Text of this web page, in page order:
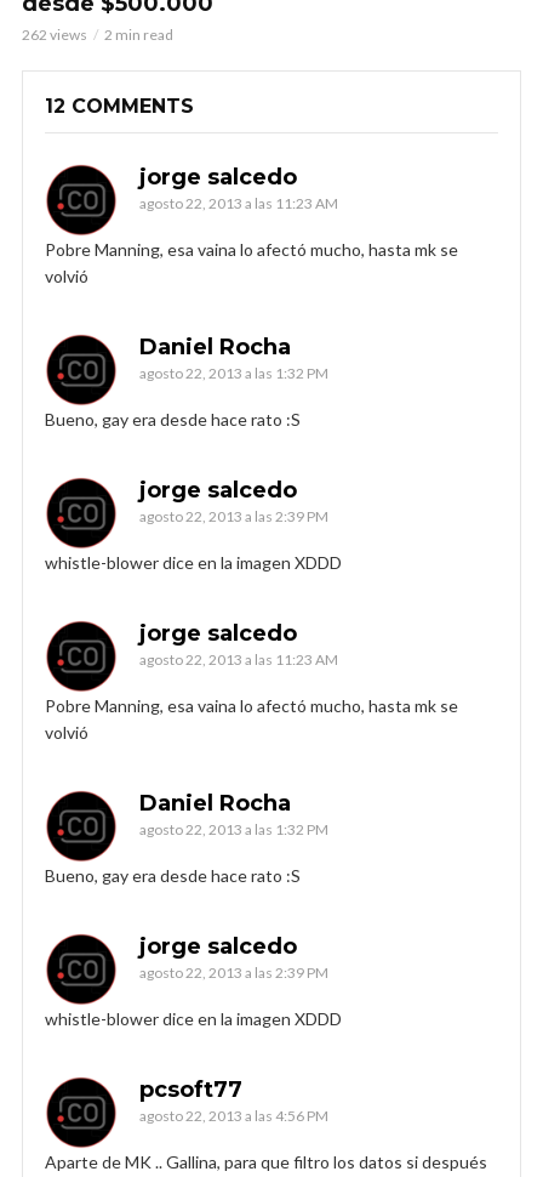
262 views 2 min read
12 COMMENTS
jorge salcedo
agosto 22, 2013 a las 11:23 AM
Pobre Manning, esa vaina lo afectó mucho, hasta mk se
volvió
Daniel Rocha
agosto 22, 2013 a las 1:32 PM
Bueno, gay era desde hace rato :S
jorge salcedo
agosto 22, 2013 a las 2:39 PM
whistle-blower dice en la imagen XDDD
jorge salcedo
agosto 22, 2013 a las 11:23 AM
Pobre Manning, esa vaina lo afectó mucho, hasta mk se
volvió
Daniel Rocha
agosto 22, 2013 a las 1:32 PM
Bueno, gay era desde hace rato :S
jorge salcedo
agosto 22, 2013 a las 2:39 PM
whistle-blower dice en la imagen XDDD
pcsoft77
agosto 22, 2013 a las 4:56 PM
Aparte de MK .. Gallina, para que filtro los datos si después